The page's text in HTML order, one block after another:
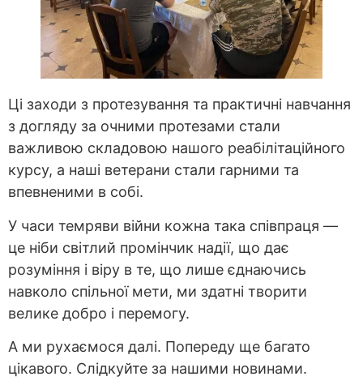
Ці заходи з протезування та практичні навчання
з догляду за очними протезами стали
важливою складовою нашого реабілітаційного
курсу, а наші ветерани стали гарними та
впевненими в собі.
У часи темряви війни кожна така співпраця —
це ніби світлий промінчик надії, що дає
розуміння і віру в те, що лише єднаючись
навколо спільної мети, ми здатні творити
велике добро і перемогу.
А ми рухаємося далі. Попереду ще багато
цікавого. Слідкуйте за нашими новинами.